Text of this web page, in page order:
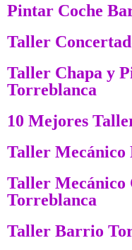
Pintar Coche
Taller
Taller Chapa y
Torreblanca
10 Mejores
Taller
Taller Mecánico
Torreblanca
Taller Barrio